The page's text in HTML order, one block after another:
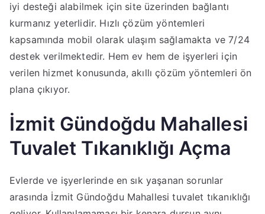
iyi desteği alabilmek için site üzerinden bağlantı
kurmanız yeterlidir. Hızlı çözüm yöntemleri
kapsamında mobil olarak ulaşım sağlamakta ve 7/24
destek verilmektedir. Hem ev hem de işyerleri için
verilen hizmet konusunda, akıllı çözüm yöntemleri ön
plana çıkıyor.
İzmit Gündoğdu Mahallesi
Tuvalet Tıkanıklığı Açma
Evlerde ve işyerlerinde en sık yaşanan sorunlar
arasında İzmit Gündoğdu Mahallesi tuvalet tıkanıklığı